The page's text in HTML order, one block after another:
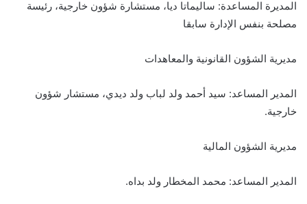
المديرة المساعدة: ساليماتا ديا، مستشارة شؤون خارجية، رئيسة
مصلحة بنفس الإدارة سابقا
مديرية الشؤون القانونية والمعاهدات
المدير المساعد: سيد أحمد ولد لباب ولد ديدي، مستشار شؤون
خارجية.
مديرية الشؤون المالية
المدير المساعد: محمد المخطار ولد بداه.